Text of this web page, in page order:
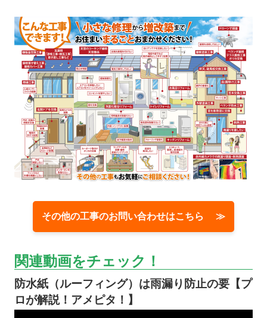
その他の工事のお問い合わせはこちら ≫
関連動画をチェック！
防水紙（ルーフィング）は雨漏り防止の要【プ
ロが解説！アメピタ！】